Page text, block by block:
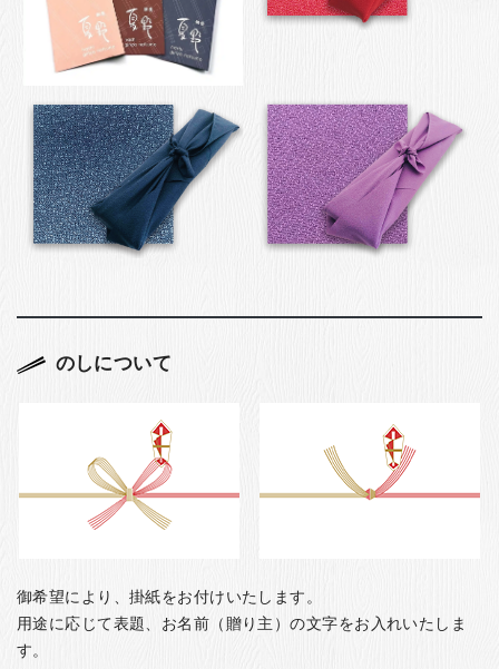
のしについて
御希望により、掛紙をお付けいたします。
用途に応じて表題、お名前（贈り主）の文字をお入れいたしま
す。